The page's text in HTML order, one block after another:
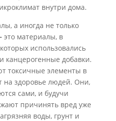
внутри дома.
а иногда не только
это материалы, в
использовались
канцерогенные добавки.
токсичные элементы в
на здоровье людей. Они,
сами, и будучи
причинять вред уже
воды, грунт и